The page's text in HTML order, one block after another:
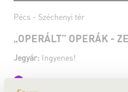
Pécs - Széchenyi tér
„OPERÁLT” OPERÁK -
Jegyár: Ingyenes!